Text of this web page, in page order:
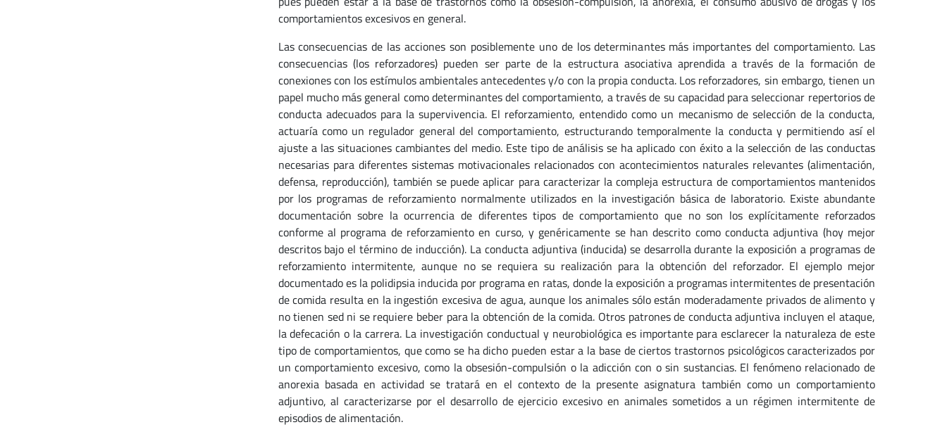
comportamientos excesivos en general.
Las consecuencias de las acciones son posiblemente uno de los determinantes más importantes del comportamiento. Las
consecuencias (los reforzadores) pueden ser parte de la estructura asociativa aprendida a través de la formación de
conexiones con los estímulos ambientales antecedentes y/o con la propia conducta. Los reforzadores, sin embargo, tienen un
papel mucho más general como determinantes del comportamiento, a través de su capacidad para seleccionar repertorios de
conducta adecuados para la supervivencia. El reforzamiento, entendido como un mecanismo de selección de la conducta,
actuaría como un regulador general del comportamiento, estructurando temporalmente la conducta y permitiendo así el
ajuste a las situaciones cambiantes del medio. Este tipo de análisis se ha aplicado con éxito a la selección de las conductas
necesarias para diferentes sistemas motivacionales relacionados con acontecimientos naturales relevantes (alimentación,
defensa, reproducción), también se puede aplicar para caracterizar la compleja estructura de comportamientos mantenidos
por los programas de reforzamiento normalmente utilizados en la investigación básica de laboratorio. Existe abundante
documentación sobre la ocurrencia de diferentes tipos de comportamiento que no son los explícitamente reforzados
conforme al programa de reforzamiento en curso, y genéricamente se han descrito como conducta adjuntiva (hoy mejor
descritos bajo el término de inducción). La conducta adjuntiva (inducida) se desarrolla durante la exposición a programas de
reforzamiento intermitente, aunque no se requiera su realización para la obtención del reforzador. El ejemplo mejor
documentado es la polidipsia inducida por programa en ratas, donde la exposición a programas intermitentes de presentación
de comida resulta en la ingestión excesiva de agua, aunque los animales sólo están moderadamente privados de alimento y
no tienen sed ni se requiere beber para la obtención de la comida. Otros patrones de conducta adjuntiva incluyen el ataque,
la defecación o la carrera. La investigación conductual y neurobiológica es importante para esclarecer la naturaleza de este
tipo de comportamientos, que como se ha dicho pueden estar a la base de ciertos trastornos psicológicos caracterizados por
un comportamiento excesivo, como la obsesión-compulsión o la adicción con o sin sustancias. El fenómeno relacionado de
anorexia basada en actividad se tratará en el contexto de la presente asignatura también como un comportamiento
adjuntivo, al caracterizarse por el desarrollo de ejercicio excesivo en animales sometidos a un régimen intermitente de
episodios de alimentación.